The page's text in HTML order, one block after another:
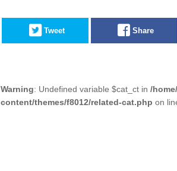
Tweet Share
Warning: Undefined variable $cat_ct in /
content/themes/f8012/related-cat.php on